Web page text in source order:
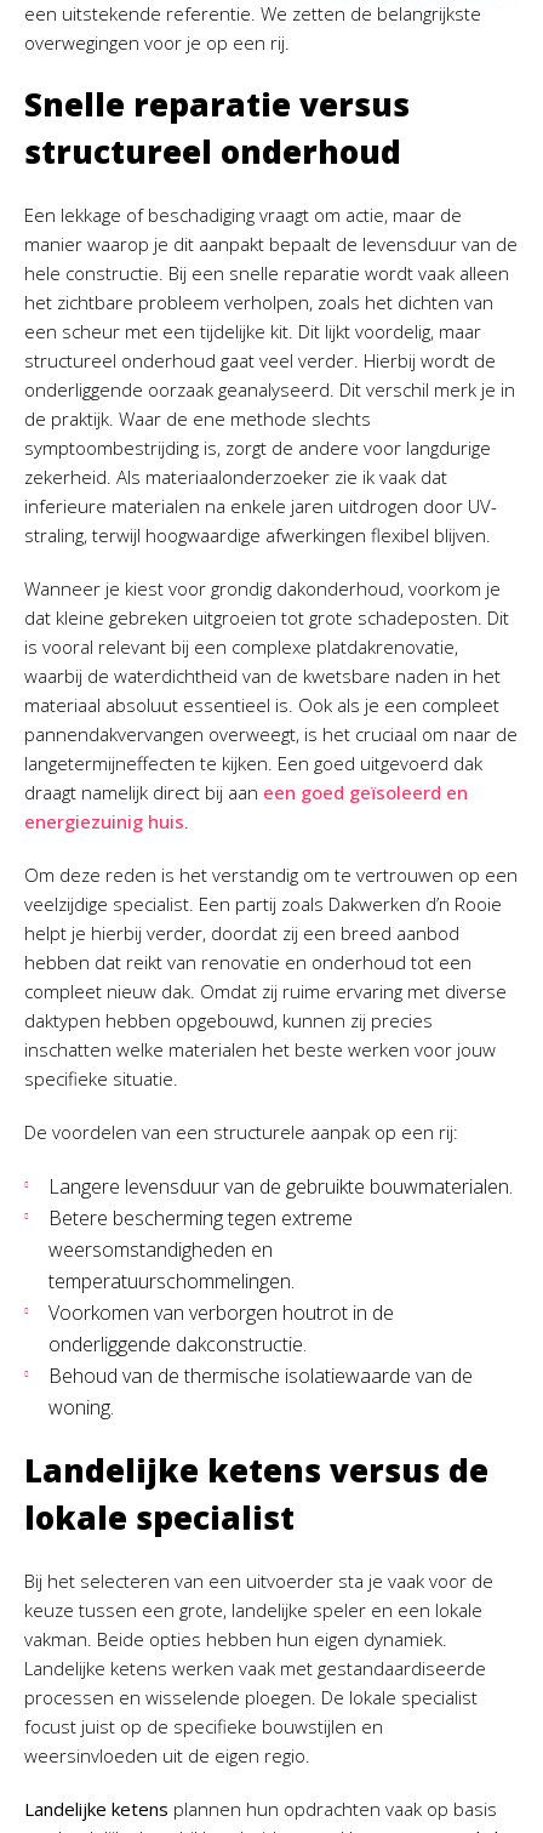
een uitstekende referentie. We zetten de belangrijkste
overwegingen voor je op een rij.
Snelle reparatie versus
structureel onderhoud
Een lekkage of beschadiging vraagt om actie, maar de
manier waarop je dit aanpakt bepaalt de levensduur van de
hele constructie. Bij een snelle reparatie wordt vaak alleen
het zichtbare probleem verholpen, zoals het dichten van
een scheur met een tijdelijke kit. Dit lijkt voordelig, maar
structureel onderhoud gaat veel verder. Hierbij wordt de
onderliggende oorzaak geanalyseerd. Dit verschil merk je in
de praktijk. Waar de ene methode slechts
symptoombestrijding is, zorgt de andere voor langdurige
zekerheid. Als materiaalonderzoeker zie ik vaak dat
inferieure materialen na enkele jaren uitdrogen door UV-
straling, terwijl hoogwaardige afwerkingen flexibel blijven.
Wanneer je kiest voor grondig dakonderhoud, voorkom je
dat kleine gebreken uitgroeien tot grote schadeposten. Dit
is vooral relevant bij een complexe platdakrenovatie,
waarbij de waterdichtheid van de kwetsbare naden in het
materiaal absoluut essentieel is. Ook als je een compleet
pannendakvervangen overweegt, is het cruciaal om naar de
langetermijneffecten te kijken. Een goed uitgevoerd dak
draagt namelijk direct bij aan een goed geïsoleerd en
energiezuinig huis.
Om deze reden is het verstandig om te vertrouwen op een
veelzijdige specialist. Een partij zoals Dakwerken d’n Rooie
helpt je hierbij verder, doordat zij een breed aanbod
hebben dat reikt van renovatie en onderhoud tot een
compleet nieuw dak. Omdat zij ruime ervaring met diverse
daktypen hebben opgebouwd, kunnen zij precies
inschatten welke materialen het beste werken voor jouw
specifieke situatie.
De voordelen van een structurele aanpak op een rij:
Langere levensduur van de gebruikte bouwmaterialen.
Betere bescherming tegen extreme
weersomstandigheden en
temperatuurschommelingen.
Voorkomen van verborgen houtrot in de
onderliggende dakconstructie.
Behoud van de thermische isolatiewaarde van de
woning.
Landelijke ketens versus de
lokale specialist
Bij het selecteren van een uitvoerder sta je vaak voor de
keuze tussen een grote, landelijke speler en een lokale
vakman. Beide opties hebben hun eigen dynamiek.
Landelijke ketens werken vaak met gestandaardiseerde
processen en wisselende ploegen. De lokale specialist
focust juist op de specifieke bouwstijlen en
weersinvloeden uit de eigen regio.
Landelijke ketens plannen hun opdrachten vaak op basis